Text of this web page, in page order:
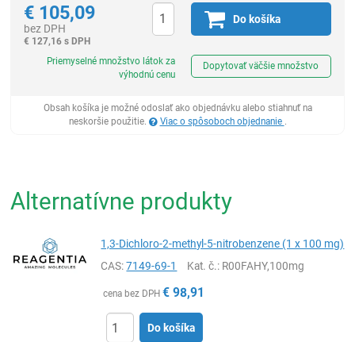
€ 105,09
bez DPH
€ 127,16 s DPH
Do košíka
Priemyselné množstvo látok za
výhodnú cenu
Dopytovať väčšie množstvo
Obsah košíka je možné odoslať ako objednávku alebo stiahnuť na
neskoršie použitie.
Viac o spôsoboch objednanie .
Alternatívne produkty
1,3-Dichloro-2-methyl-5-nitrobenzene (1 x 100 mg)
CAS:7149-69-1 Kat. č.: R00FAHY,100mg
cena bez DPH € 98,91
Do košíka